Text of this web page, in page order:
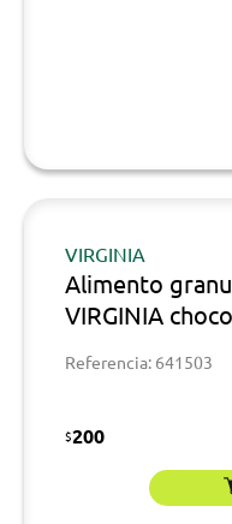
VIRGINIA
Alimento
VIRGINIA
Referencia: 641503
$200